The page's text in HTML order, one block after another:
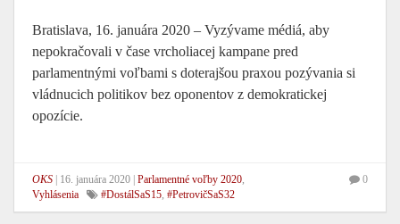
Bratislava, 16. januára 2020 – Vyzývame médiá, aby
nepokračovali v čase vrcholiacej kampane pred
parlamentnými voľbami s doterajšou praxou pozývania si
vládnucich politikov bez oponentov z demokratickej
opozície.
OKS 16. januára 2020 Parlamentné voľby 2020,
Vyhlásenia
#DostálSaS15, #PetrovičSaS32
0